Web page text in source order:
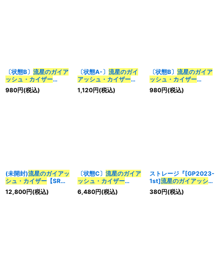
〔状態B〕 流星のガイア
ッシュ・カイザー
【SR】
{23BD1SE3/SE10}
980円(税込)
〔状態A-〕 流星のガイ
アッシュ・カイザー
【SR】
{25RP1TR8/TR9}
1,120円(税込)
〔状態B〕 流星のガイア
ッシュ・カイザー
【SR】
{25RP1TR8/TR9}
980円(税込)
(未開封)流星のガイアッ
シュ・カイザー 【SR】
{ART054/5}《多》
12,800円(税込)
〔状態C〕 流星のガイア
ッシュ・カイザー
【SR】{ART054/5}
《多》
6,480円(税込)
ストレージ『[GP2023-
1st]流星のガイアッシ
ュ・カイザー
イ】{-}
380円(税込)